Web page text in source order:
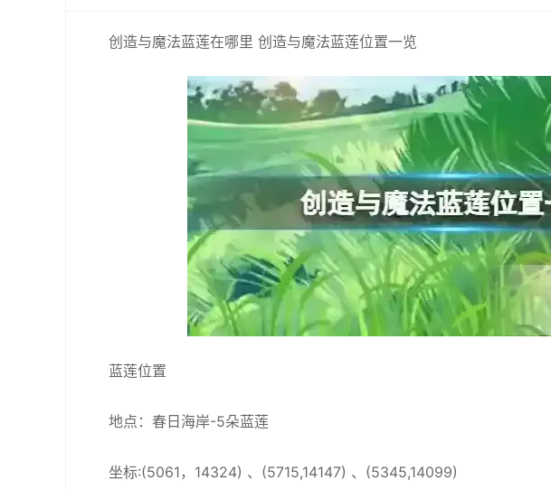
创造与魔法蓝莲在哪里 创造与魔法蓝莲位置一览
蓝莲位置
地点：春日海岸-5朵蓝莲
坐标:(5061，14324) 、(5715,14147) 、(5345,14099)